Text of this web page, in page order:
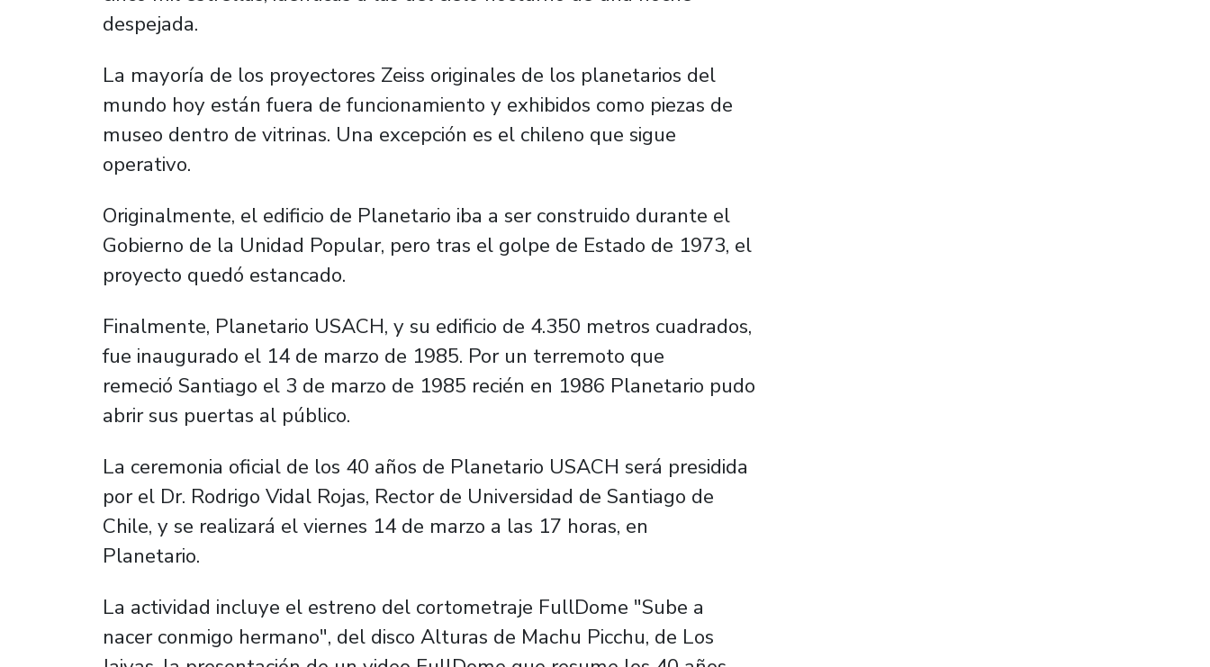
despejada.
La mayoría de los proyectores Zeiss originales de los planetarios del
mundo hoy están fuera de funcionamiento y exhibidos como piezas de
museo dentro de vitrinas. Una excepción es el chileno que sigue
operativo.
Originalmente, el edificio de Planetario iba a ser construido durante el
Gobierno de la Unidad Popular, pero tras el golpe de Estado de 1973, el
proyecto quedó estancado.
Finalmente, Planetario USACH, y su edificio de 4.350 metros cuadrados,
fue inaugurado el 14 de marzo de 1985. Por un terremoto que
remeció Santiago el 3 de marzo de 1985 recién en 1986 Planetario pudo
abrir sus puertas al público.
La ceremonia oficial de los 40 años de Planetario USACH será presidida
por el Dr. Rodrigo Vidal Rojas, Rector de Universidad de Santiago de
Chile, y se realizará el viernes 14 de marzo a las 17 horas, en
Planetario.
La actividad incluye el estreno del cortometraje FullDome "Sube a
nacer conmigo hermano", del disco Alturas de Machu Picchu, de Los